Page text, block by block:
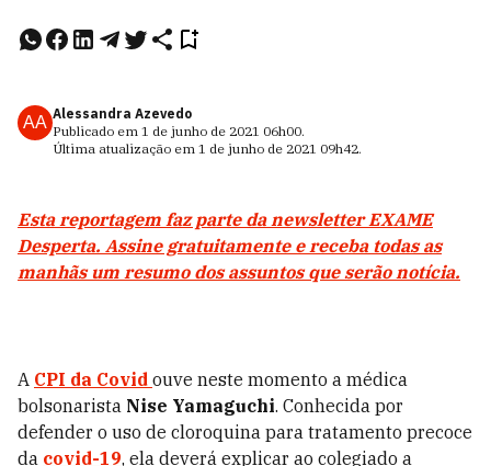
AA Alessandra Azevedo
Publicado em 1 de junho de 2021 06h00.
Última atualização em 1 de junho de 2021 09h42.
Esta reportagem faz parte da newsletter EXAME
Desperta. Assine gratuitamente e receba todas as
manhãs um resumo dos assuntos que serão notícia.
A CPI da Covid ouve neste momento a médica
bolsonarista Nise Yamaguchi. Conhecida por
defender o uso de cloroquina para tratamento precoce
da covid-19, ela deverá explicar ao colegiado a